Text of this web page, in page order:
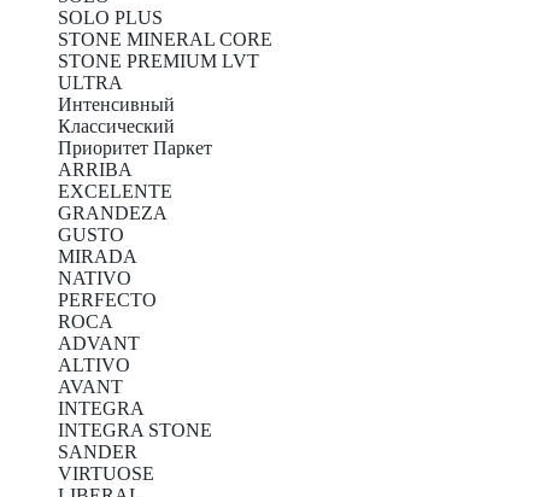
SOLO PLUS
STONE MINERAL CORE
STONE PREMIUM LVT
ULTRA
Интенсивный
Классический
Приоритет Паркет
ARRIBA
EXCELENTE
GRANDEZA
GUSTO
MIRADA
NATIVO
PERFECTO
ROCA
ADVANT
ALTIVO
AVANT
INTEGRA
INTEGRA STONE
SANDER
VIRTUOSE